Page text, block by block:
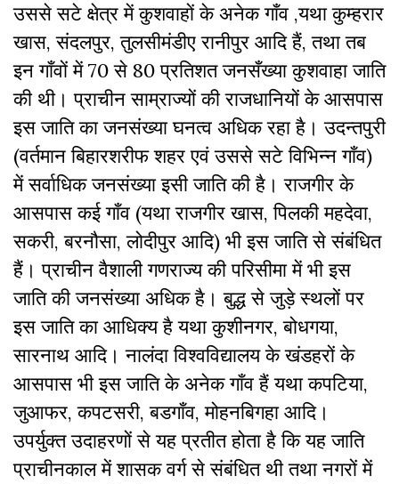
उससे सटे क्षेत्र में कुशवाहों के अनेक गाँव ,यथा कुम्हरार
खास, संदलपुर, तुलसीमंडीए रानीपुर आदि हैं, तथा तब
इन गाँवों में 70 से 80 प्रतिशत जनसँख्या कुशवाहा जाति
की थी। प्राचीन साम्राज्यों की राजधानियों के आसपास
इस जाति का जनसंख्या घनत्व अधिक रहा है। उदन्तपुरी
(वर्तमान बिहारशरीफ शहर एवं उससे सटे विभिन्न गाँव)
में सर्वाधिक जनसंख्या इसी जाति की है। राजगीर के
आसपास कई गाँव (यथा राजगीर खास, पिलकी महदेवा,
सकरी, बरनौसा, लोदीपुर आदि) भी इस जाति से संबंधित
हैं। प्राचीन वैशाली गणराज्य की परिसीमा में भी इस
जाति की जनसंख्या अधिक है। बुद्ध से जुड़े स्थलों पर
इस जाति का आधिक्य है यथा कुशीनगर, बोधगया,
सारनाथ आदि। नालंदा विश्वविद्यालय के खंडहरों के
आसपास भी इस जाति के अनेक गाँव हैं यथा कपटिया,
जुआफर, कपटसरी, बडगाँव, मोहनबिगहा आदि।
उपर्युक्त उदाहरणों से यह प्रतीत होता है कि यह जाति
प्राचीनकाल में शासक वर्ग से संबंधित थी तथा नगरों में